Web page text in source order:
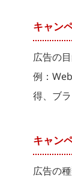
キャン
広告の
例：
得、ブ
キャン
広告の